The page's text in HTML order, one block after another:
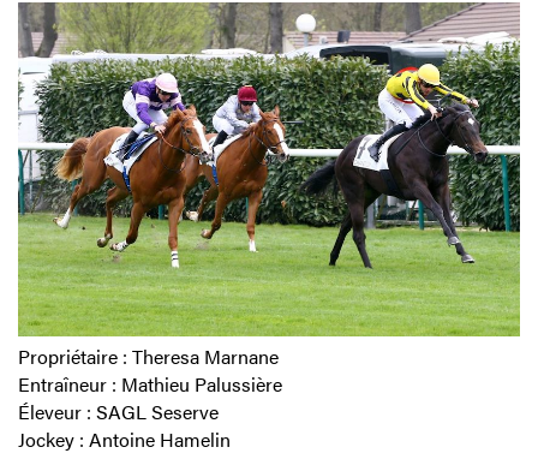
Propriétaire : Theresa Marnane
Entraîneur : Mathieu Palussière
Éleveur : SAGL Seserve
Jockey : Antoine Hamelin